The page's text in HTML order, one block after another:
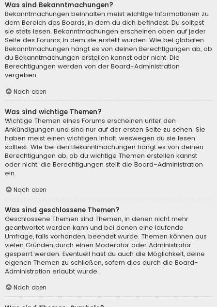
Was sind Bekanntmachungen?
Bekanntmachungen beinhalten meist wichtige Informationen zu
dem Bereich des Boards, in dem du dich befindest. Du solltest
sie stets lesen. Bekanntmachungen erscheinen oben auf jeder
Seite des Forums, in dem sie erstellt wurden. Wie bei globalen
Bekanntmachungen hängt es von deinen Berechtigungen ab, ob
du Bekanntmachungen erstellen kannst oder nicht. Die
Berechtigungen werden von der Board-Administration
vergeben.
Nach oben
Was sind wichtige Themen?
Wichtige Themen eines Forums erscheinen unter den
Ankündigungen und sind nur auf der ersten Seite zu sehen. Sie
haben meist einen wichtigen Inhalt, weswegen du sie lesen
solltest. Wie bei den Bekanntmachungen hängt es von deinen
Berechtigungen ab, ob du wichtige Themen erstellen kannst
oder nicht; die Berechtigungen stellt die Board-Administration
ein.
Nach oben
Was sind geschlossene Themen?
Geschlossene Themen sind Themen, in denen nicht mehr
geantwortet werden kann und bei denen eine laufende
Umfrage, falls vorhanden, beendet wurde. Themen können aus
vielen Gründen durch einen Moderator oder Administrator
gesperrt werden. Eventuell hast du auch die Möglichkeit, deine
eigenen Themen zu schließen, sofern dies durch die Board-
Administration erlaubt wurde.
Nach oben